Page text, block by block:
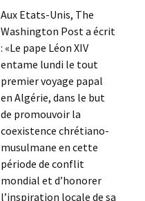
Aux Etats-Unis, The
Washington Post a écrit
: «Le pape Léon XIV
entame lundi le tout
premier voyage papal
en Algérie, dans le but
de promouvoir la
coexistence chrétiano-
musulmane en cette
période de conflit
mondial et d’honorer
l’inspiration locale de sa